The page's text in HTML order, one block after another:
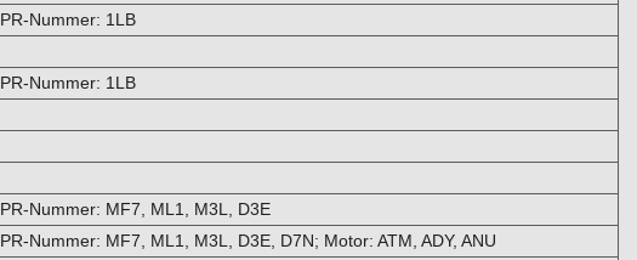
PR-Nummer: 1LB
PR-Nummer: 1LB
PR-Nummer: MF7, ML1, M3L, D3E
PR-Nummer: MF7, ML1, M3L, D3E, D7N; Motor: ATM, ADY, ANU